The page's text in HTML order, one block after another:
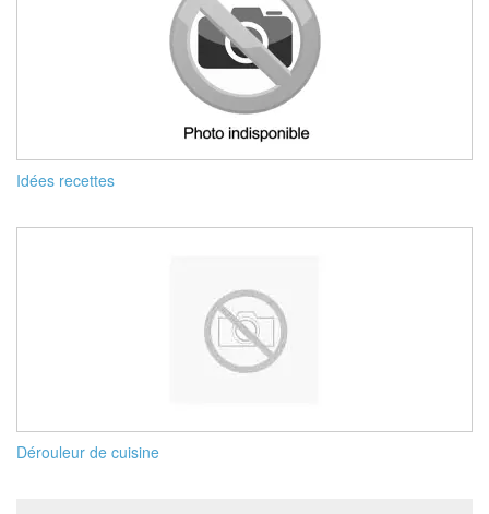
Idées recettes
Dérouleur de cuisine